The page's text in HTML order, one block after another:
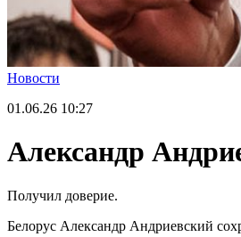
Новости
01.06.26 10:27
Александр
Получил доверие.
Белорус Александр Андриевский